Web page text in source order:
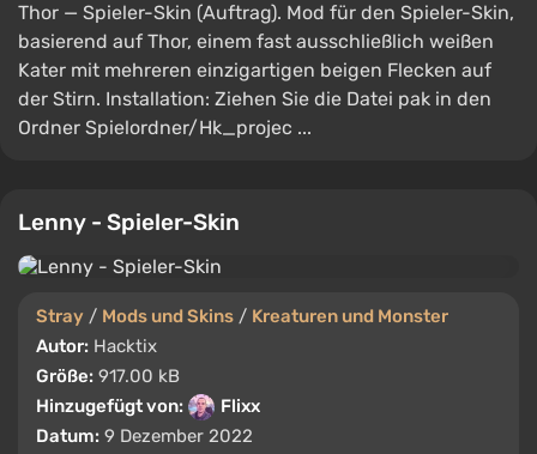
Thor — Spieler-Skin (Auftrag). Mod für den Spieler-Skin,
basierend auf Thor, einem fast ausschließlich weißen
Kater mit mehreren einzigartigen beigen Flecken auf
der Stirn. Installation: Ziehen Sie die Datei pak in den
Ordner Spielordner/Hk_projec ...
Lenny - Spieler-Skin
Stray / Mods und Skins / Kreaturen und Monster
Autor: Hacktix
Größe: 917.00 kB
Hinzugefügt von:
Flixx
Datum: 9 Dezember 2022